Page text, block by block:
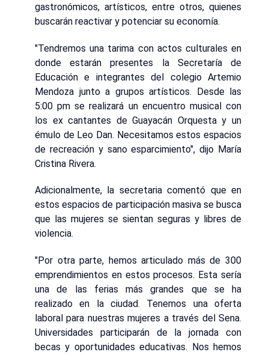
gastronómicos, artísticos, entre otros, quienes
buscarán reactivar y potenciar su economía.
"Tendremos una tarima con actos culturales en
donde estarán presentes la Secretaría de
Educación e integrantes del colegio Artemio
Mendoza junto a grupos artísticos. Desde las
5:00 pm se realizará un encuentro musical con
los ex cantantes de Guayacán Orquesta y un
émulo de Leo Dan. Necesitamos estos espacios
de recreación y sano esparcimiento", dijo María
Cristina Rivera.
Adicionalmente, la secretaria comentó que en
estos espacios de participación masiva se busca
que las mujeres se sientan seguras y libres de
violencia.
"Por otra parte, hemos articulado más de 300
emprendimientos en estos procesos. Esta sería
una de las ferias más grandes que se ha
realizado en la ciudad. Tenemos una oferta
laboral para nuestras mujeres a través del Sena.
Universidades participarán de la jornada con
becas y oportunidades educativas. Nos hemos